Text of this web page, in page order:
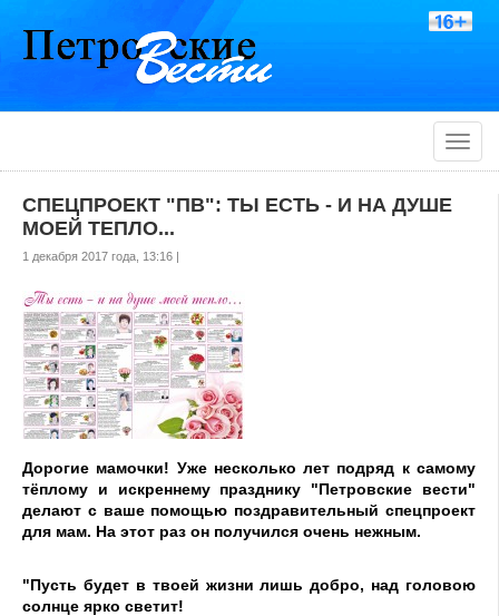
Toggle
СПЕЦПРОЕКТ "ПВ": ТЫ ЕСТЬ - И НА ДУШЕ
МОЕЙ ТЕПЛО...
1 декабря 2017 года, 13:16 |
Дорогие мамочки! Уже несколько лет подряд к самому
тёплому и искреннему празднику "Петровские вести"
делают с ваше помощью поздравительный спецпроект
для мам. На этот раз он получился очень нежным.
"Пусть будет в твоей жизни лишь добро, над головою
солнце ярко светит!